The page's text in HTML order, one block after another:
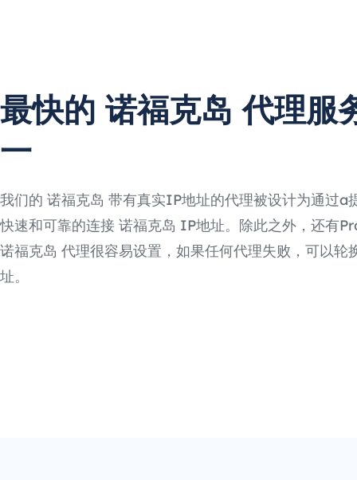
最快的 诺福克岛 代理服
一
我们的 诺福克岛 带有真实IP地址的代理被设计为通过a
快速和可靠的连接 诺福克岛 IP地址。除此之外，还有
诺福克岛 代理很容易设置，如果任何代理失败，可以轮
址。